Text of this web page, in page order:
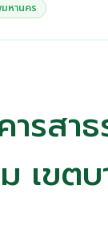
หานคร
รสา
เขต